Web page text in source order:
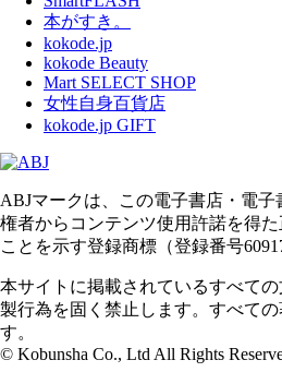
本がすき。
kokode.jp
kokode Beauty
Mart SELECT SHOP
女性自身百貨店
kokode.jp GIFT
ABJマークは、この電子書店・電
権者からコンテンツ使用許諾を得
ことを示す登録商標（登録番号
本サイトに掲載されているすべて
製行為を固く禁止します。すべて
す。
© Kobunsha Co., Ltd All Rights